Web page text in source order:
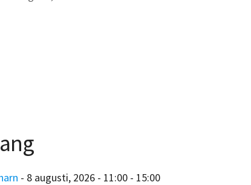
- 8 augusti, 2026 - 11:00 - 15:00